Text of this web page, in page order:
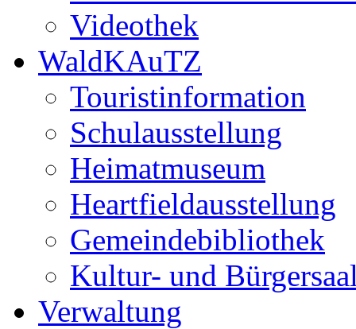
Videothek
WaldKAuTZ
Touristinformation
Schulausstellung
Heimatmuseum
Heartfieldausstellung
Gemeindebibliothek
Kultur- und
Verwaltung